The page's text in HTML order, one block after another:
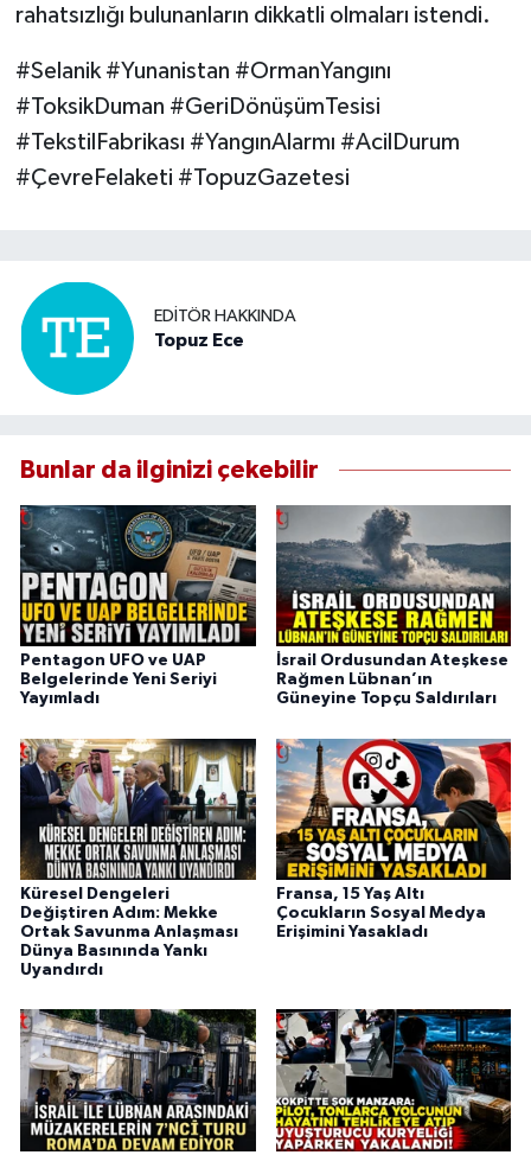
rahatsızlığı bulunanların dikkatli olmaları istendi.
#Selanik #Yunanistan #OrmanYangını
#ToksikDuman #GeriDönüşümTesisi
#TekstilFabrikası #YangınAlarmı #AcilDurum
#ÇevreFelaketi #TopuzGazetesi
EDITÖR HAKKINDA
Topuz Ece
Bunlar da ilginizi çekebilir
Pentagon UFO ve UAP
Belgelerinde Yeni Seriyi
Yayımladı
İsrail Ordusundan Ateşkese
Rağmen Lübnan’ın
Güneyine Topçu Saldırıları
Küresel Dengeleri
Değiştiren Adım: Mekke
Ortak Savunma Anlaşması
Dünya Basınında Yankı
Uyandırdı
Fransa, 15 Yaş Altı
Çocukların Sosyal Medya
Erişimini Yasakladı